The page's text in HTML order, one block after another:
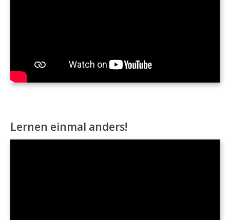
Lernen einmal anders!